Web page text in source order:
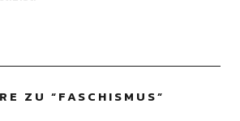
ZU “FASCHISMUS”